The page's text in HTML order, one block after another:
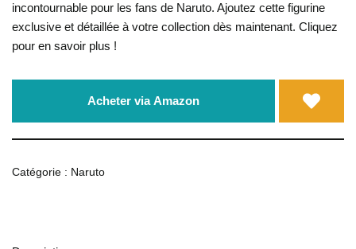
incontournable pour les fans de Naruto. Ajoutez cette figurine
exclusive et détaillée à votre collection dès maintenant. Cliquez
pour en savoir plus !
Acheter via Amazon
Catégorie : Naruto